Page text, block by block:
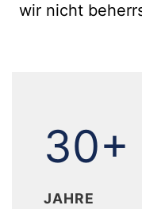
wir nicht
30+
JAHRE